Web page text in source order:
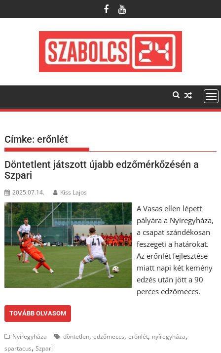
to
Címke:erőnlét
Döntetlent játszott újabb edzőmérkőzésén a
Szpari
2025.07.14. Kiss Lajos
A Vasas ellen lépett
pályára a Nyíregyháza,
a csapat szándékosan
feszegeti a határokat.
Az erőnlét fejlesztése
miatt napi két kemény
edzés után jött a 90
perces edzőmeccs.
TOVÁBB OLVASOM
Nyíregyháza döntetlen,edzőmeccs,erőnlét, nyíregyháza,
spartacus,Szpari